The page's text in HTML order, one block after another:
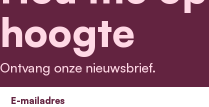
hoogte
Ontvang onze nieuwsbrief.
E-mailadres